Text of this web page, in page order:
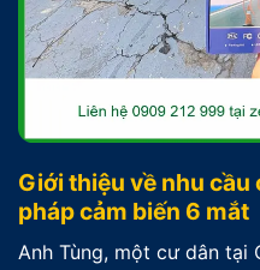
Giới thiệu về nhu cầu
pháp cảm biến 6 mắt
Anh Tùng, một cư dân tại